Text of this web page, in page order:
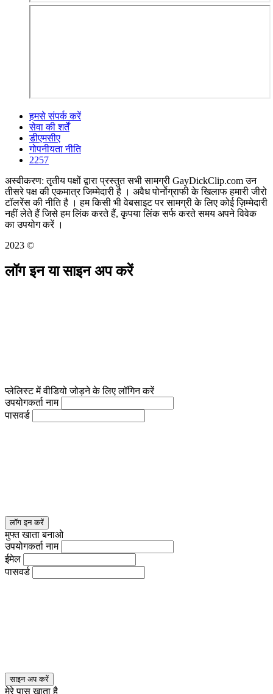
हमसे संपर्क करें
सेवा की शर्तें
डीएमसीए
गोपनीयता नीति
2257
अस्वीकरण: तृतीय पक्षों द्वारा प्रस्तुत सभी सामग्री GayDickClip.com उन
तीसरे पक्ष की एकमात्र जिम्मेदारी है । अवैध पोर्नोग्राफी के खिलाफ हमारी जीरो
टॉलरेंस की नीति है । हम किसी भी वेबसाइट पर सामग्री के लिए कोई ज़िम्मेदारी
नहीं लेते हैं जिसे हम लिंक करते हैं, कृपया लिंक सर्फ करते समय अपने विवेक
का उपयोग करें ।
2023 ©
लॉग इन या साइन अप करें
प्लेलिस्ट में वीडियो जोड़ने के लिए लॉगिन करें
उपयोगकर्ता नाम
पासवर्ड
लॉग इन करें
मुफ्त खाता बनाओ
उपयोगकर्ता नाम
ईमेल
पासवर्ड
साइन अप करें
मेरे पास खाता है